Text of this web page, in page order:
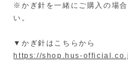
※かぎ針を一緒にご購入の場
い。
▼かぎ針はこちらから
https://shop.hus-